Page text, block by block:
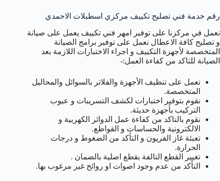
رقم خدمة فني تصليح تكييف مركزي اسطبلات الاحمدي
نعمل في مركزنا على توفير امهر فني تكييف يعمل على صيانة
و تصليح كافة الاعطال نعمل على توفير برامج الصيانة
المتخصصة لأجهزة التكييف و اجراء الاختبارات اللازمة بعد
الصيانة للتاكد من كفاءة العمل:-
نعمل على تنظيف الأجهزة والفلاتر بالسوائل والمحاليل
المتخصصة.
نقوم بتوفير اختبارات لكشف التسريبات و عيوب
التركيب بأجهزة حديثة.
نقوم بالتاكد من كفاءة عمل الدوائر الكهربية و
الالكترونية والحساسات و القواطع.
تعبئة غاز الفريون و التأكد من الضغوط و درجات
الحرارة.
تغيير القطع التالفة بقطع اصلية بالضمان .
التأكد من عدم وجود اصوات او روائح غير مرغوب بها.